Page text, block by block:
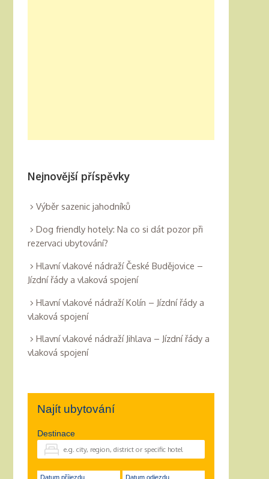
Nejnovější příspěvky
Výběr sazenic jahodníků
Dog friendly hotely: Na co si dát pozor při
rezervaci ubytování?
Hlavní vlakové nádraží České Budějovice –
Jízdní řády a vlaková spojení
Hlavní vlakové nádraží Kolín – Jízdní řády a
vlaková spojení
Hlavní vlakové nádraží Jihlava – Jízdní řády a
vlaková spojení
Najít ubytování
Destinace
Datum příjezdu Datum odjezdu